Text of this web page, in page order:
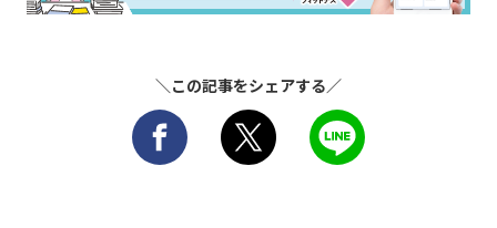
＼この記事をシェアする／